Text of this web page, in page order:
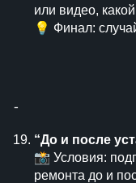
или видео,
💡 Финал:
⁃
“До и после
📸 Условия:
ремонта до и